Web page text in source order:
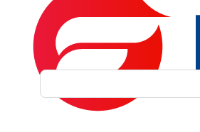
Наш адрес: 2-я